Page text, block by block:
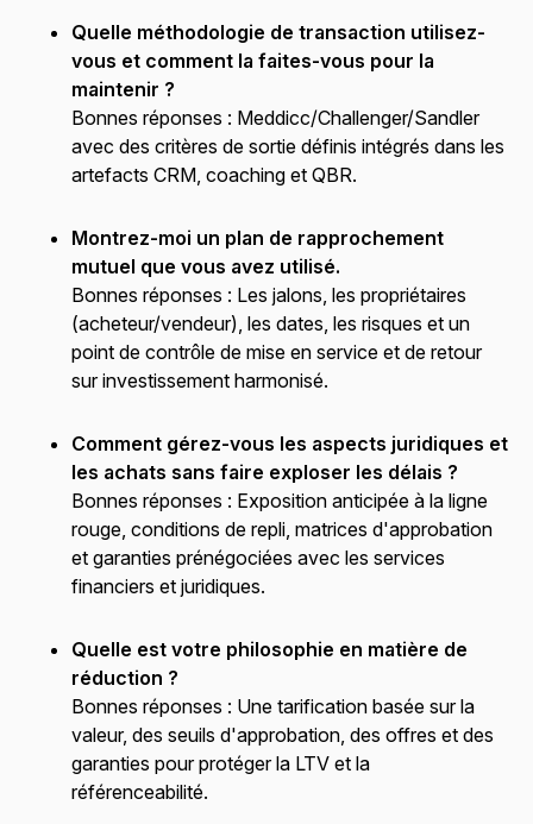
Quelle méthodologie de transaction utilisez-
vous et comment la faites-vous pour la
maintenir ?
Bonnes réponses : Meddicc/Challenger/Sandler
avec des critères de sortie définis intégrés dans les
artefacts CRM, coaching et QBR.
Montrez-moi un plan de rapprochement
mutuel que vous avez utilisé.
Bonnes réponses : Les jalons, les propriétaires
(acheteur/vendeur), les dates, les risques et un
point de contrôle de mise en service et de retour
sur investissement harmonisé.
Comment gérez-vous les aspects juridiques et
les achats sans faire exploser les délais ?
Bonnes réponses : Exposition anticipée à la ligne
rouge, conditions de repli, matrices d'approbation
et garanties prénégociées avec les services
financiers et juridiques.
Quelle est votre philosophie en matière de
réduction ?
Bonnes réponses : Une tarification basée sur la
valeur, des seuils d'approbation, des offres et des
garanties pour protéger la LTV et la
référenceabilité.